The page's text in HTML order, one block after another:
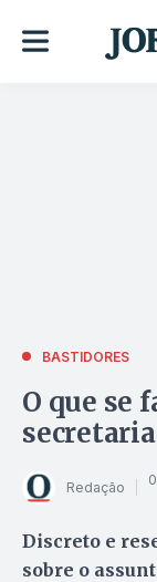
BASTIDORES
O que se
Redação
Discreto e
sobre o